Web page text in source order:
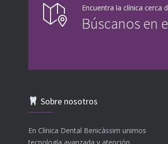
Encuentra la clínica cerca
Búscanos en
Sobre nosotros
En Clínica Dental Benicàssim unimos